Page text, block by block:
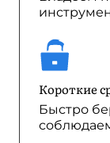
Короткие
Быстро